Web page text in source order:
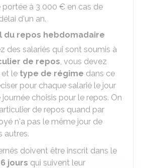
portée à 3 000 € en cas de
d'un an.
du repos hebdomadaire
des salariés qui sont soumis à
de repos, vous devez
et le type de régime dans ce
pour chaque salarié le jour
choisis pour le repos. On
de repos quand par
n'a pas le même jour de
autres.
doivent être inscrit dans le
jours qui suivent leur